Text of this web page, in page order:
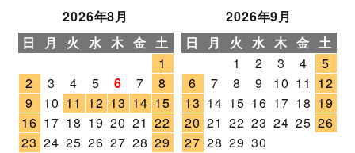
2026年8月
日
月 火 水 木 金 土
1
2
3 4 5 6 7
8
9
10 11 12 13 14 15
16 17 18 19 20 21 22
23 24 25 26 27 28 29
2026年9月
日
月 火 水 木 金 土
1
2 3 4
5
6
7 8 9 10 11 12
13 14 15 16 17 18 19
20 21 22 23 24 25 26
27 28 29 30